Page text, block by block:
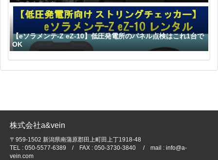
【eソラメンテ-Z eZ-10】低圧発電所のパネル点検はこれ1台で
OK
株式会社a&vein
〒959-1502 新潟県南蒲原郡田上町田上丁1918-48
TEL : 050-5577-6389 / FAX : 050-3730-3840 / mail : info@a-
vein.com